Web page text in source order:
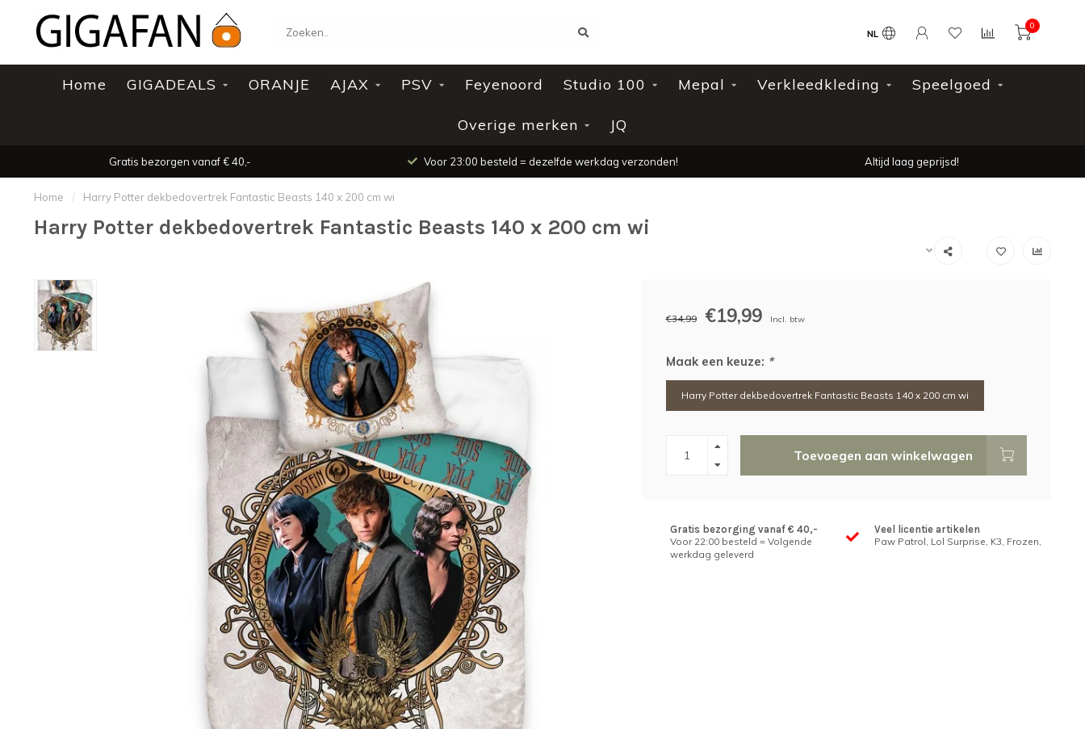
NL
0
Home GIGADEALS ORANJE AJAX PSV Feyenoord Studio 100 Mepal Verkleedkleding Speelgoed
Overige merken JQ
Gratis bezorgen vanaf € 40,- Voor 23:00 besteld = dezelfde werkdag verzonden! Altijd laag geprijsd!
Home / Harry Potter dekbedovertrek Fantastic Beasts 140 x 200 cm wi
Harry Potter dekbedovertrek Fantastic Beasts 140 x 200 cm wi
€34,99 €19,99 Incl. btw
Maak een keuze: *
Harry Potter dekbedovertrek Fantastic Beasts 140 x 200 cm wi
Toevoegen aan winkelwagen
Gratis bezorging vanaf € 40,-
Voor 22:00 besteld = Volgende
werkdag geleverd
Veel licentie artikelen
Paw Patrol, Lol Surprise, K3, Frozen,